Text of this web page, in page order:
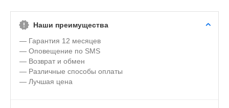
Наши преимущества
— Гарантия 12 месяцев
— Оповещение по SMS
— Возврат и обмен
— Различные способы оплаты
— Лучшая цена